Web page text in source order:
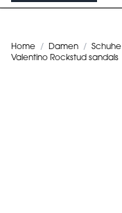
Home / Damen / Schuhe
Valentino Rockstud sandals